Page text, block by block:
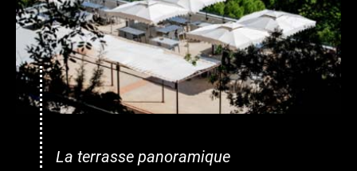
La terrasse panoramique